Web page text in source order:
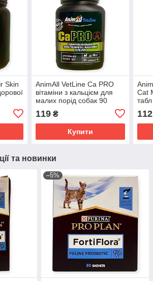
Skin
200
AnimAll VetLine Ca PRO
вітаміни з кальцієм для
малих порід собак 90
119₴
Купити
Cat
табл
112
та новинки
–5%